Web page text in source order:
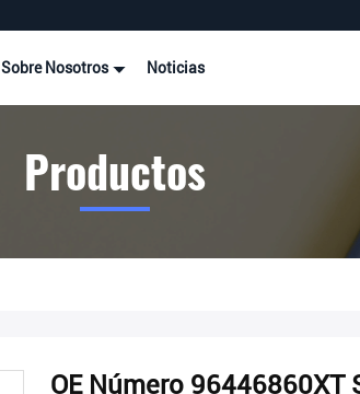
Sobre Nosotros Noticias
Productos
OE Número